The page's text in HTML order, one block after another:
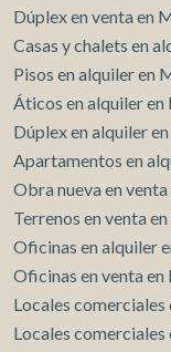
Dúplex en venta en
Casas y chalets en
Pisos en alquiler en
Áticos en alquiler
Dúplex en alquiler
Apartamentos en
Obra nueva en
Terrenos en venta
Oficinas en alquiler
Oficinas en venta
Locales
Locales